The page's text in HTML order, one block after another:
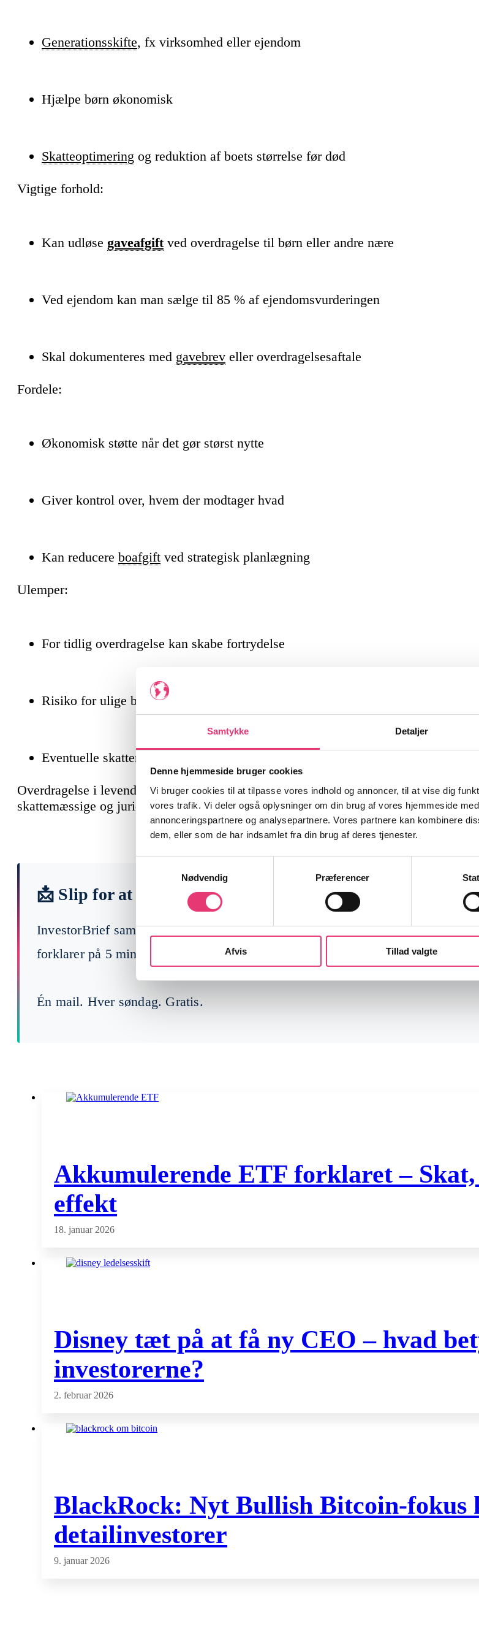
Samtykke Detaljer
Denne hjemmeside bruger cookies
Vi bruger cookies til at tilpasse vores indhold og annoncer, til at vise dig
vores trafik. Vi deler også oplysninger om din brug af vores hjemmeside
annonceringspartnere og analysepartnere. Vores partnere kan kombinere
dem, eller som de har indsamlet fra din brug af deres tjenester.
Nødvendig
Præferencer
Afvis Tillad valgte
Generationsskifte, fx virksomhed eller ejendom
Hjælpe børn økonomisk
Skatteoptimering og reduktion af boets størrelse før død
Vigtige forhold:
Kan udløse gaveafgiftved overdragelse til børn eller andre nære
Ved ejendom kan man sælge til 85 % af ejendomsvurderingen
Skal dokumenteres med gavebrev eller overdragelsesaftale
Fordele:
Økonomisk støtte når det gør størst nytte
Giver kontrol over, hvem der modtager hvad
Kan reducere boafgift ved strategisk planlægning
Ulemper:
For tidlig overdragelse kan skabe fortrydelse
Risiko for ulige behandling blandt arvinger
Eventuelle skattemæssige konsekvenser (avancebeskatning)
Overdragelse i levende live bør ske i samråd med advokat eller revisor for at sikre,
skattemæssige og juridiske konsekvenser er fuldt belyst.
📩 Slip for at læse 200 finansnyheder!
InvestorBrief samler ugens vigtigste begivenheder fra finansmarkederne og
forklarer på 5 min, hvad der faktisk betyder noget for dig som investor.
Én mail. Hver søndag. Gratis.
Akkumulerende ETF forklaret –
effekt
18. januar 2026
Disney tæt på at få ny CEO – hvad
investorerne?
2. februar 2026
BlackRock: Nyt Bullish Bitcoin-fokus
detailinvestorer
9. januar 2026